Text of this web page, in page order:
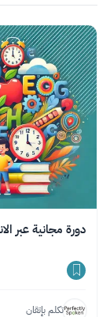
دورة مجانية عبر
تكلم بإتقان